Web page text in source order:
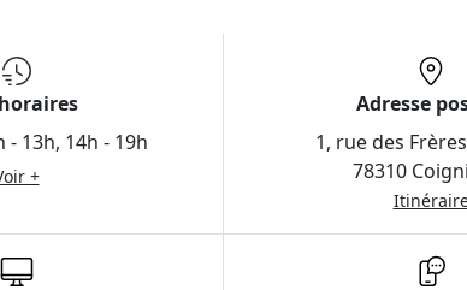
- 13h, 14h - 19h
+
Adresse
1, rue des
78310